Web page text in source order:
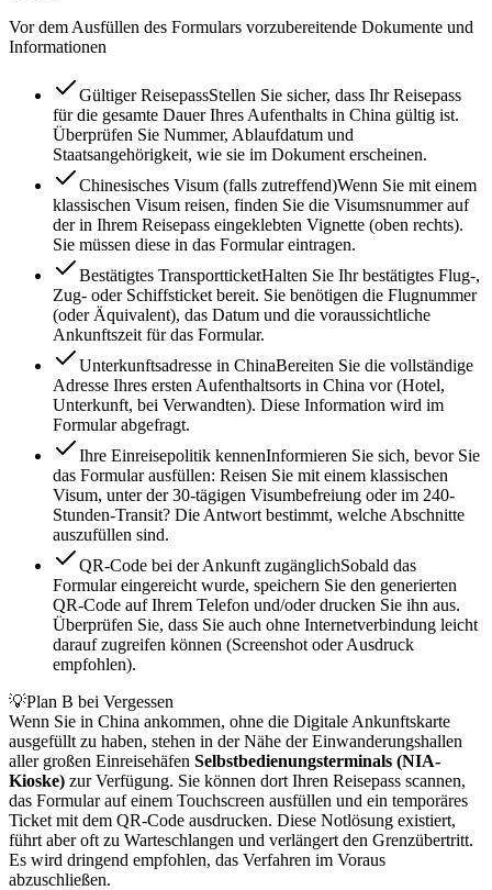
Vor dem Ausfüllen des Formulars vorzubereitende Dokumente und
Informationen
Gültiger ReisepassStellen Sie sicher, dass Ihr Reisepass
für die gesamte Dauer Ihres Aufenthalts in China gültig ist.
Überprüfen Sie Nummer, Ablaufdatum und
Staatsangehörigkeit, wie sie im Dokument erscheinen.
Chinesisches Visum (falls zutreffend)Wenn Sie mit einem
klassischen Visum reisen, finden Sie die Visumsnummer auf
der in Ihrem Reisepass eingeklebten Vignette (oben rechts).
Sie müssen diese in das Formular eintragen.
Bestätigtes TransportticketHalten Sie Ihr bestätigtes Flug-,
Zug- oder Schiffsticket bereit. Sie benötigen die Flugnummer
(oder Äquivalent), das Datum und die voraussichtliche
Ankunftszeit für das Formular.
Unterkunftsadresse in ChinaBereiten Sie die vollständige
Adresse Ihres ersten Aufenthaltsorts in China vor (Hotel,
Unterkunft, bei Verwandten). Diese Information wird im
Formular abgefragt.
Ihre Einreisepolitik kennenInformieren Sie sich, bevor Sie
das Formular ausfüllen: Reisen Sie mit einem klassischen
Visum, unter der 30-tägigen Visumbefreiung oder im 240-
Stunden-Transit? Die Antwort bestimmt, welche Abschnitte
auszufüllen sind.
QR-Code bei der Ankunft zugänglichSobald das
Formular eingereicht wurde, speichern Sie den generierten
QR-Code auf Ihrem Telefon und/oder drucken Sie ihn aus.
Überprüfen Sie, dass Sie auch ohne Internetverbindung leicht
darauf zugreifen können (Screenshot oder Ausdruck
empfohlen).
💡Plan B bei Vergessen
Wenn Sie in China ankommen, ohne die Digitale Ankunftskarte
ausgefüllt zu haben, stehen in der Nähe der Einwanderungshallen
aller großen Einreisehäfen Selbstbedienungsterminals (NIA-
Kioske) zur Verfügung. Sie können dort Ihren Reisepass scannen,
das Formular auf einem Touchscreen ausfüllen und ein temporäres
Ticket mit dem QR-Code ausdrucken. Diese Notlösung existiert,
führt aber oft zu Warteschlangen und verlängert den Grenzübertritt.
Es wird dringend empfohlen, das Verfahren im Voraus
abzuschließen.